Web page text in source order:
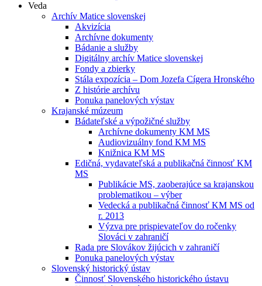
Veda
Archív Matice slovenskej
Akvizícia
Archívne dokumenty
Bádanie a služby
Digitálny archív Matice slovenskej
Fondy a zbierky
Stála expozícia – Dom Jozefa Cígera Hronského
Z histórie archívu
Ponuka panelových výstav
Krajanské múzeum
Bádateľské a výpožičné služby
Archívne dokumenty KM MS
Audiovizuálny fond KM MS
Knižnica KM MS
Edičná, vydavateľská a publikačná činnosť KM
MS
Publikácie MS, zaoberajúce sa krajanskou
problematikou – výber
Vedecká a publikačná činnosť KM MS od
r. 2013
Výzva pre prispievateľov do ročenky
Slováci v zahraničí
Rada pre Slovákov žijúcich v zahraničí
Ponuka panelových výstav
Slovenský historický ústav
Činnosť Slovenského historického ústavu